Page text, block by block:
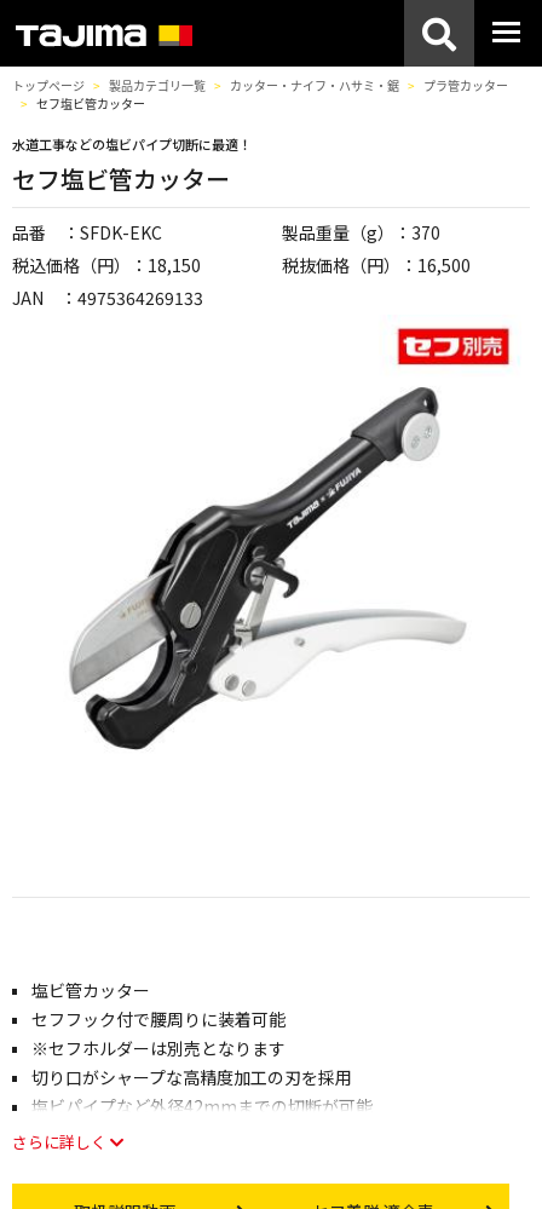
トップページ 製品カテゴリ一覧 カッター・ナイフ・ハサミ・鋸
プラ管カッター
セフ塩ビ管カッター
水道工事などの塩ビパイプ切断に最適！
セフ塩ビ管カッター
品番 ：SFDK-EKC
製品重量（g）：370
税込価格（円）：18,150
税抜価格（円）：16,500
JAN ：4975364269133
塩ビ管カッター
セフフック付で腰周りに装着可能
※セフホルダーは別売となります
切り口がシャープな高精度加工の刃を採用
塩ビパイプなど外径42mmまでの切断が可能
さらに詳しく